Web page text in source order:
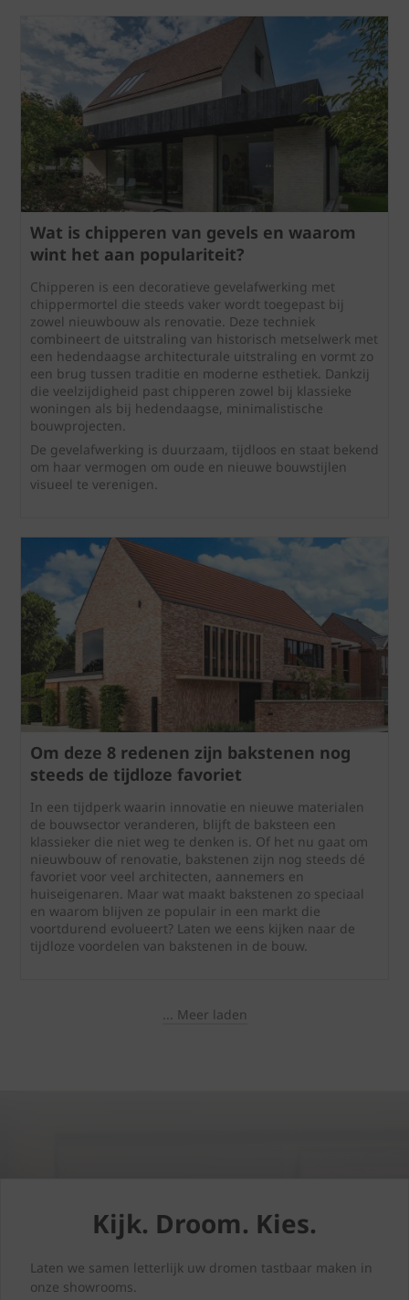
Wat is chipperen van gevels en waarom
wint het aan populariteit?
Chipperen is een decoratieve gevelafwerking met
chippermortel die steeds vaker wordt toegepast bij
zowel nieuwbouw als renovatie. Deze techniek
combineert de uitstraling van historisch metselwerk met
een hedendaagse architecturale uitstraling en vormt zo
een brug tussen traditie en moderne esthetiek. Dankzij
die veelzijdigheid past chipperen zowel bij klassieke
woningen als bij hedendaagse, minimalistische
bouwprojecten.
De gevelafwerking is duurzaam, tijdloos en staat bekend
om haar vermogen om oude en nieuwe bouwstijlen
visueel te verenigen.
Om deze 8 redenen zijn bakstenen nog
steeds de tijdloze favoriet
In een tijdperk waarin innovatie en nieuwe materialen
de bouwsector veranderen, blijft de baksteen een
klassieker die niet weg te denken is. Of het nu gaat om
nieuwbouw of renovatie, bakstenen zijn nog steeds dé
favoriet voor veel architecten, aannemers en
huiseigenaren. Maar wat maakt bakstenen zo speciaal
en waarom blijven ze populair in een markt die
voortdurend evolueert? Laten we eens kijken naar de
tijdloze voordelen van bakstenen in de bouw.
... Meer laden
Kijk. Droom. Kies.
Laten we samen letterlijk uw dromen tastbaar maken in
onze showrooms.